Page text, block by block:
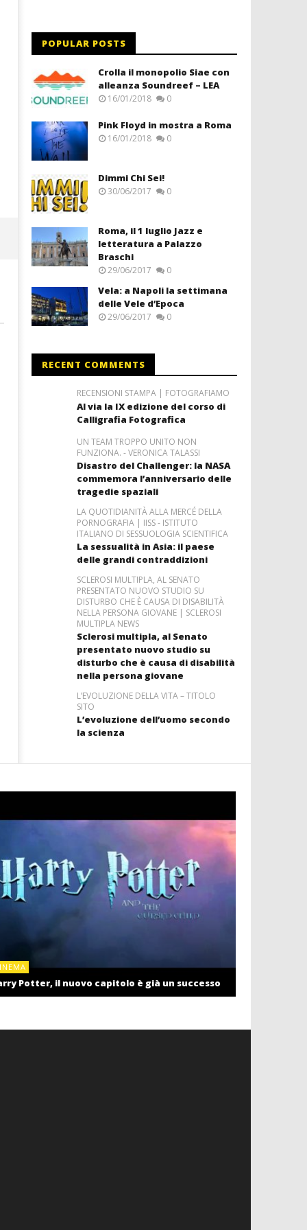
POPULAR POSTS
Crolla il monopolio Siae con
alleanza Soundreef – LEA
16/01/2018 0
Pink Floyd in mostra a Roma
16/01/2018 0
Dimmi Chi Sei!
30/06/2017 0
Roma, il 1 luglio Jazz e
letteratura a Palazzo
Braschi
29/06/2017 0
Vela: a Napoli la settimana
delle Vele d’Epoca
29/06/2017 0
RECENT COMMENTS
RECENSIONI STAMPA | FOTOGRAFIAMO
Al via la IX edizione del corso di
Calligrafia Fotografica
UN TEAM TROPPO UNITO NON
FUNZIONA. - VERONICA TALASSI
Disastro del Challenger: la NASA
commemora l’anniversario delle
tragedie spaziali
LA QUOTIDIANITÀ ALLA MERCÉ DELLA
PORNOGRAFIA | IISS - ISTITUTO
ITALIANO DI SESSUOLOGIA SCIENTIFICA
La sessualità in Asia: il paese
delle grandi contraddizioni
SCLEROSI MULTIPLA, AL SENATO
PRESENTATO NUOVO STUDIO SU
DISTURBO CHE È CAUSA DI DISABILITÀ
NELLA PERSONA GIOVANE | SCLEROSI
MULTIPLA NEWS
Sclerosi multipla, al Senato
presentato nuovo studio su
disturbo che è causa di disabilità
nella persona giovane
L’EVOLUZIONE DELLA VITA – TITOLO
SITO
L’evoluzione dell’uomo secondo
la scienza
Potter, il nuovo capitolo è già un successo